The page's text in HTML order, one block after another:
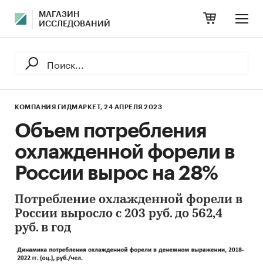
МАГАЗИН
ИССЛЕДОВАНИЙ
КОМПАНИЯ ГИДМАРКЕТ, 24 АПРЕЛЯ 2023
Объем потребления
охлажденной форели в
России вырос на 28%
Потребление охлажденной форели в
России выросло с 203 руб. до 562,4
руб. в год